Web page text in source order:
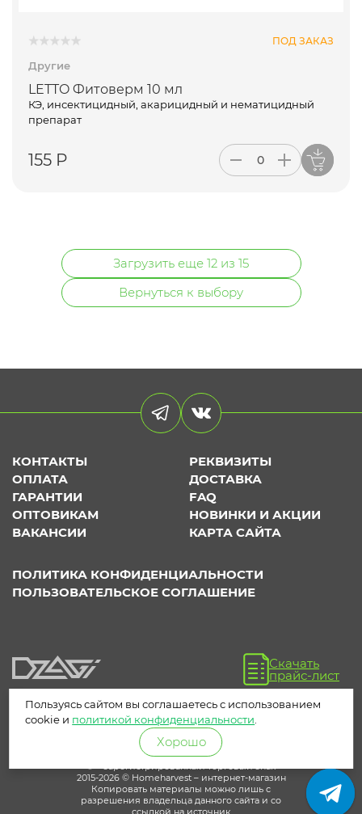
ПОД ЗАКАЗ
Другие
LETTO Фитоверм 10 мл
КЭ, инсектицидный, акарицидный и нематицидный
препарат
155 Р
Загрузить еще 12 из 15
Вернуться к выбору
КОНТАКТЫ
РЕКВИЗИТЫ
ОПЛАТА
ДОСТАВКА
ГАРАНТИИ
FAQ
ОПТОВИКАМ
НОВИНКИ И АКЦИИ
ВАКАНСИИ
КАРТА САЙТА
ПОЛИТИКА КОНФИДЕНЦИАЛЬНОСТИ
ПОЛЬЗОВАТЕЛЬСКОЕ СОГЛАШЕНИЕ
Скачать
прайс-лист
® – зарегистрированный торговый знак
2015-2026 © Homeharvest – интернет-магазин
Копировать материалы можно лишь с
разрешения владельца данного сайта и со
ссылкой на источник
Пользуясь сайтом вы соглашаетесь с использованием
cookie и политикой конфиденциальности
Хорошо